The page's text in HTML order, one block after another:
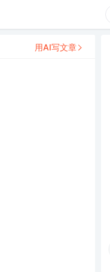
用AI写文章